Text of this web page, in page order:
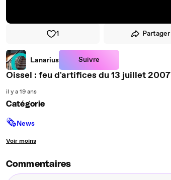
1 Partager
Lanarius Suivre
Oissel : feu d'artifices du 13 juillet 2007
il y a 19 ans
Catégorie
🗞News
Voir moins
Commentaires